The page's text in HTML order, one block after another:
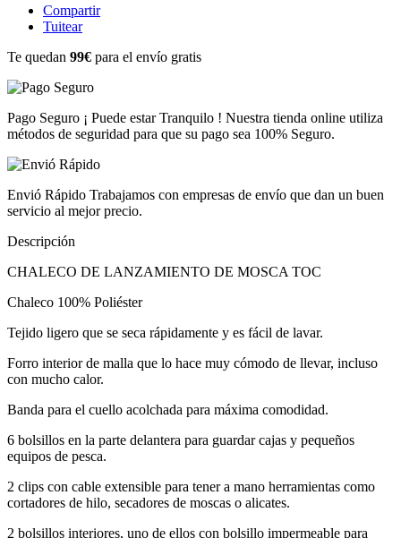
Compartir
Tuitear
Te quedan 99€ para el envío gratis
Pago Seguro ¡ Puede estar Tranquilo ! Nuestra tienda online utiliza
métodos de seguridad para que su pago sea 100% Seguro.
Envió Rápido Trabajamos con empresas de envío que dan un buen
servicio al mejor precio.
Descripción
CHALECO DE LANZAMIENTO DE MOSCA TOC
Chaleco 100% Poliéster
Tejido ligero que se seca rápidamente y es fácil de lavar.
Forro interior de malla que lo hace muy cómodo de llevar, incluso
con mucho calor.
Banda para el cuello acolchada para máxima comodidad.
6 bolsillos en la parte delantera para guardar cajas y pequeños
equipos de pesca.
2 clips con cable extensible para tener a mano herramientas como
cortadores de hilo, secadores de moscas o alicates.
2 bolsillos interiores, uno de ellos con bolsillo impermeable para